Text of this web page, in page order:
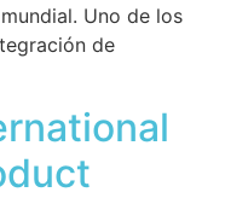
Uno de los
de